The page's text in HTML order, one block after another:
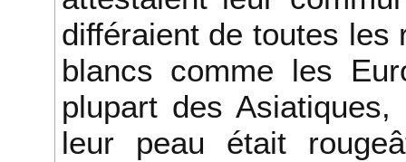
différaient de toutes les
blancs comme les
plupart des
leur peau était